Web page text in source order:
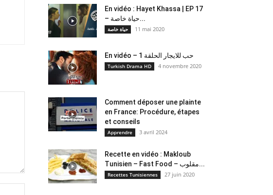
En vidéo : Hayet Khassa | EP 17
– حياة خاصة...
حياة خاصة 11 mai 2020
En vidéo – حب للايجار الحلقة 1
Turkish Drama HD 4 novembre 2020
Comment déposer une plainte
en France: Procédure, étapes
et conseils
Apprendre 3 avril 2024
Recette en vidéo : Makloub
Tunisien – Fast Food – مقلوب...
Recettes Tunisiennes 27 juin 2020